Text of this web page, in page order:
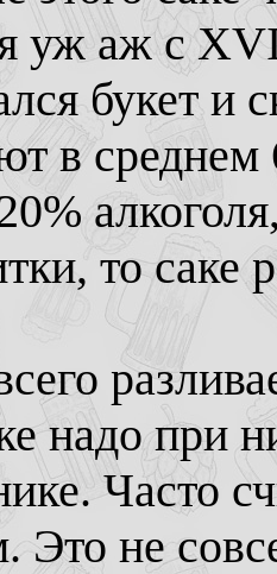
уж аж с
букет и
в среднем
то саке
надо при
Часто
Это не